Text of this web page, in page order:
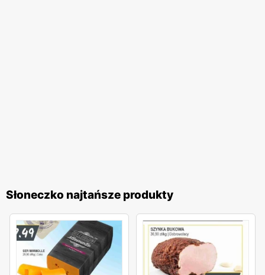
Słoneczko najtańsze produkty